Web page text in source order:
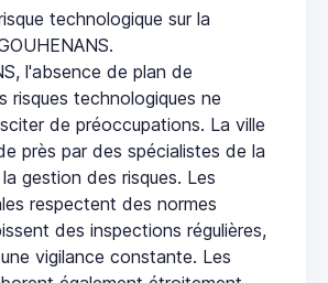
technologique sur la
l'absence de plan de
risques technologiques ne
de préoccupations. La ville
près par des spécialistes de la
gestion des risques. Les
respectent des normes
des inspections régulières,
vigilance constante. Les